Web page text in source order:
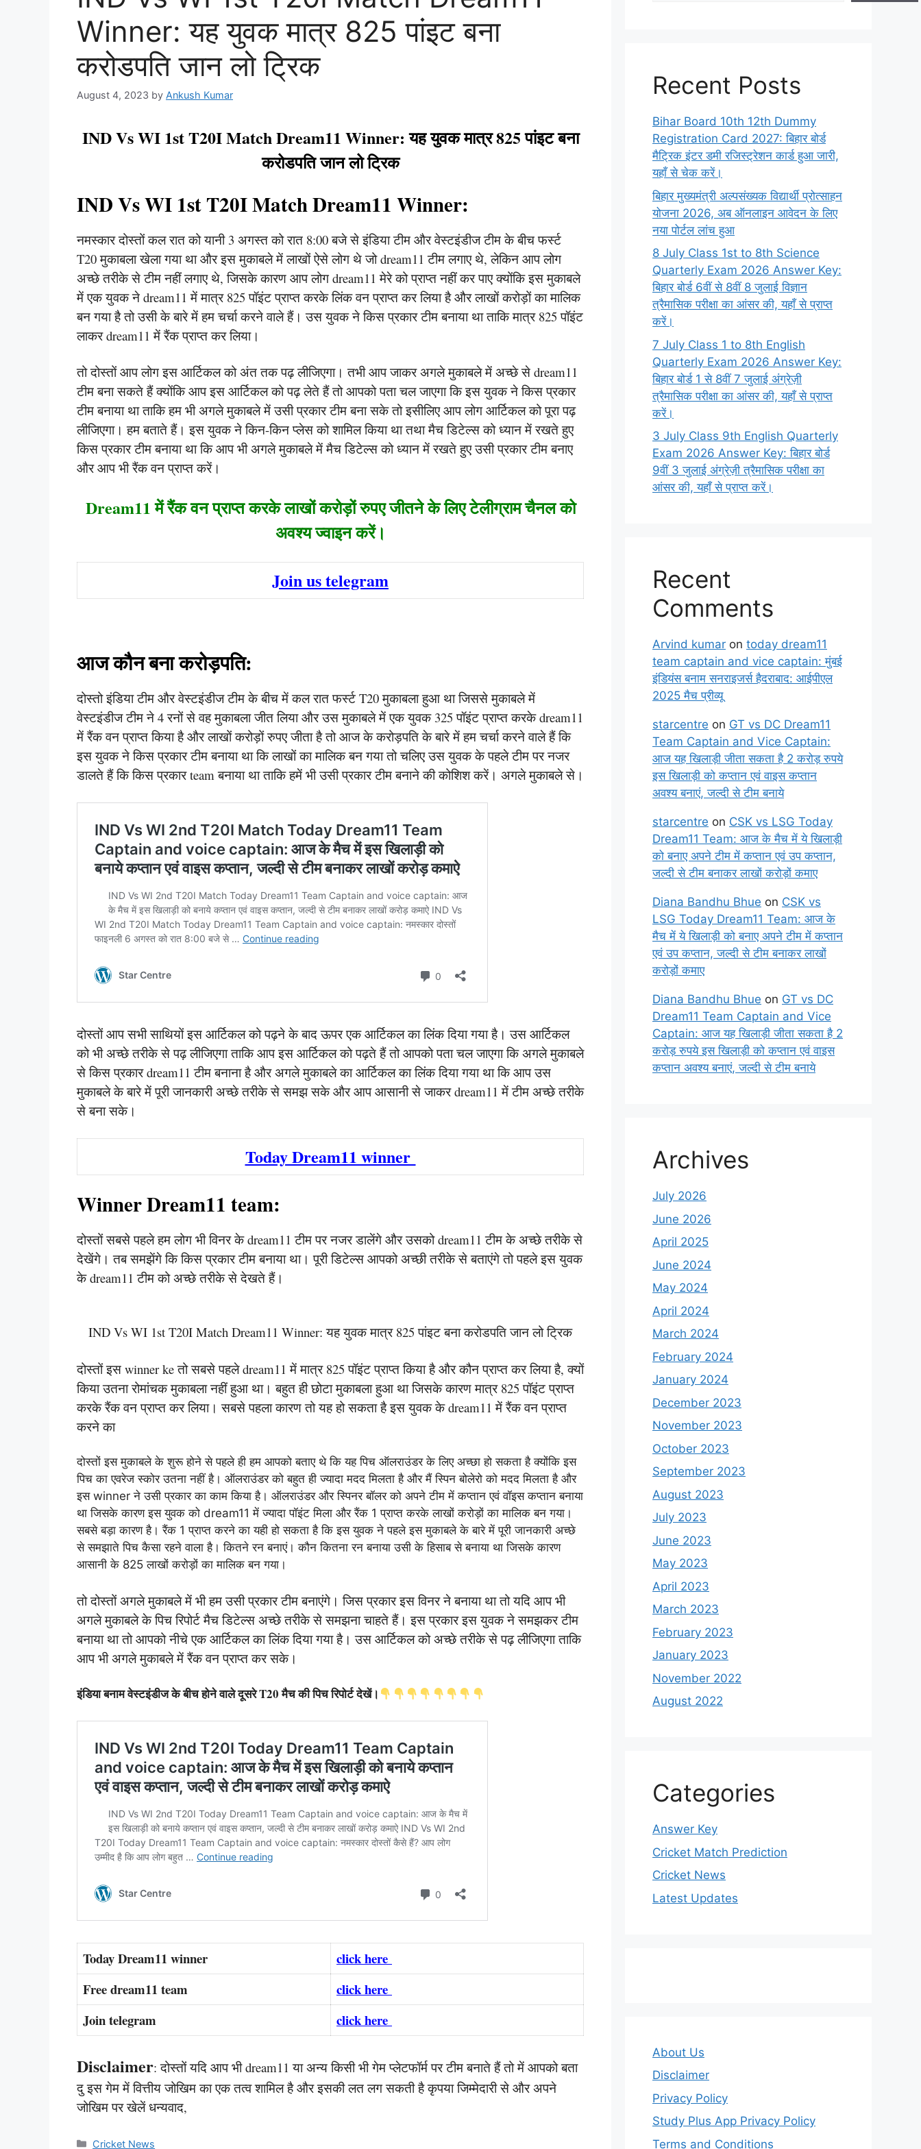
Winner: यह युवक मात्र 825 पांइट बना
करोडपति जान लो ट्रिक
August 4, 2023 by Ankush Kumar
IND Vs WI 1st T20I Match Dream11 Winner: यह युवक मात्र 825 पांइट बना
करोडपति जान लो ट्रिक
IND Vs WI 1st T20I Match Dream11 Winner:
नमस्कार दोस्तों कल रात को यानी 3 अगस्त को रात 8:00 बजे से इंडिया टीम और वेस्टइंडीज टीम के बीच फर्स्ट
T20 मुकाबला खेला गया था और इस मुकाबले में लाखों ऐसे लोग थे जो dream11 टीम लगाए थे, लेकिन आप लोग
अच्छे तरीके से टीम नहीं लगाए थे, जिसके कारण आप लोग dream11 मेरे को प्राप्त नहीं कर पाए क्योंकि इस मुकाबले
में एक युवक ने dream11 में मात्र 825 पॉइंट प्राप्त करके लिंक वन प्राप्त कर लिया है और लाखों करोड़ों का मालिक
बन गया है तो उसी के बारे में हम चर्चा करने वाले हैं। उस युवक ने किस प्रकार टीम बनाया था ताकि मात्र 825 पॉइंट
लाकर dream11 में रैंक प्राप्त कर लिया।
तो दोस्तों आप लोग इस आर्टिकल को अंत तक पढ़ लीजिएगा। तभी आप जाकर अगले मुकाबले में अच्छे से dream11
टीम बना सकते हैं क्योंकि आप इस आर्टिकल को पढ़ लेते हैं तो आपको पता चल जाएगा कि इस युवक ने किस प्रकार
टीम बनाया था ताकि हम भी अगले मुकाबले में उसी प्रकार टीम बना सके तो इसीलिए आप लोग आर्टिकल को पूरा पढ़
लीजिएगा। हम बताते हैं। इस युवक ने किन-किन प्लेस को शामिल किया था तथा मैच डिटेल्स को ध्यान में रखते हुए
किस प्रकार टीम बनाया था कि आप भी अगले मुकाबले में मैच डिटेल्स को ध्यान में रखते हुए उसी प्रकार टीम बनाए
और आप भी रैंक वन प्राप्त करें।
Dream11 में रैंक वन प्राप्त करके लाखों करोड़ों रुपए जीतने के लिए टेलीग्राम चैनल को
अवश्य ज्वाइन करें।
Join us telegram
आज कौन बना करोड़पति:
दोस्तो इंडिया टीम और वेस्टइंडीज टीम के बीच में कल रात फर्स्ट T20 मुकाबला हुआ था जिससे मुकाबले में
वेस्टइंडीज टीम ने 4 रनों से वह मुकाबला जीत लिया और उस मुकाबले में एक युवक 325 पॉइंट प्राप्त करके dream11
में रैंक वन प्राप्त किया है और लाखों करोड़ों रुपए जीता है तो आज के करोड़पति के बारे में हम चर्चा करने वाले हैं कि
इस युवक ने किस प्रकार टीम बनाया था कि लाखों का मालिक बन गया तो चलिए उस युवक के पहले टीम पर नजर
डालते हैं कि किस प्रकार team बनाया था ताकि हमें भी उसी प्रकार टीम बनाने की कोशिश करें। अगले मुकाबले से।
दोस्तों आप सभी साथियों इस आर्टिकल को पढ़ने के बाद ऊपर एक आर्टिकल का लिंक दिया गया है। उस आर्टिकल
को भी अच्छे तरीके से पढ़ लीजिएगा ताकि आप इस आर्टिकल को पढ़ते हैं तो आपको पता चल जाएगा कि अगले मुकाबले
से किस प्रकार dream11 टीम बनाना है और अगले मुकाबले का आर्टिकल का लिंक दिया गया था कि आप उस
मुकाबले के बारे में पूरी जानकारी अच्छे तरीके से समझ सके और आप आसानी से जाकर dream11 में टीम अच्छे तरीके
से बना सके।
Today Dream11 winner
Winner Dream11 team:
दोस्तों सबसे पहले हम लोग भी विनर के dream11 टीम पर नजर डालेंगे और उसको dream11 टीम के अच्छे तरीके से
देखेंगे। तब समझेंगे कि किस प्रकार टीम बनाया था। पूरी डिटेल्स आपको अच्छी तरीके से बताएंगे तो पहले इस युवक
के dream11 टीम को अच्छे तरीके से देखते हैं।
IND Vs WI 1st T20I Match Dream11 Winner: यह युवक मात्र 825 पांइट बना करोडपति जान लो ट्रिक
दोस्तों इस winner ke तो सबसे पहले dream11 में मात्र 825 पॉइंट प्राप्त किया है और कौन प्राप्त कर लिया है, क्यों
किया उतना रोमांचक मुकाबला नहीं हुआ था। बहुत ही छोटा मुकाबला हुआ था जिसके कारण मात्र 825 पॉइंट प्राप्त
करके रैंक वन प्राप्त कर लिया। सबसे पहला कारण तो यह हो सकता है इस युवक के dream11 में रैंक वन प्राप्त
करने का
दोस्तों इस मुकाबले के शुरू होने से पहले ही हम आपको बताए थे कि यह पिच ऑलराउंडर के लिए अच्छा हो सकता है क्योंकि इस
पिच का एवरेज स्कोर उतना नहीं है। ऑलराउंडर को बहुत ही ज्यादा मदद मिलता है और मैं स्पिन बोलेरो को मदद मिलता है और
इस winner ने उसी प्रकार का काम किया है। ऑलराउंडर और स्पिनर बॉलर को अपने टीम में कप्तान एवं वॉइस कप्तान बनाया
था जिसके कारण इस युवक को dream11 में ज्यादा पॉइंट मिला और रैंक 1 प्राप्त करके लाखों करोड़ों का मालिक बन गया।
सबसे बड़ा कारण है। रैंक 1 प्राप्त करने का यही हो सकता है कि इस युवक ने पहले इस मुकाबले के बारे में पूरी जानकारी अच्छे
से समझाते पिच कैसा रहने वाला है। कितने रन बनाएं। कौन कितना रन बनाया उसी के हिसाब से बनाया था जिसके कारण
आसानी के 825 लाखों करोड़ों का मालिक बन गया।
तो दोस्तों अगले मुकाबले में भी हम उसी प्रकार टीम बनाएंगे। जिस प्रकार इस विनर ने बनाया था तो यदि आप भी
अगले मुकाबले के पिच रिपोर्ट मैच डिटेल्स अच्छे तरीके से समझना चाहते हैं। इस प्रकार इस युवक ने समझकर टीम
बनाया था तो आपको नीचे एक आर्टिकल का लिंक दिया गया है। उस आर्टिकल को अच्छे तरीके से पढ़ लीजिएगा ताकि
आप भी अगले मुकाबले में रैंक वन प्राप्त कर सके।
इंडिया बनाम वेस्टइंडीज के बीच होने वाले दूसरे T20 मैच की पिच रिपोर्ट देखें।
Today Dream11 winner
click here
Free dream11 team
click here
Join telegram
click here
Disclaimer: दोस्तों यदि आप भी dream11 या अन्य किसी भी गेम प्लेटफॉर्म पर टीम बनाते हैं तो में आपको बता
दु इस गेम में वित्तीय जोखिम का एक तत्व शामिल है और इसकी लत लग सकती है कृपया जिम्मेदारी से और अपने
जोखिम पर खेलें धन्यवाद,
Categories
Cricket News
Recent Posts
Bihar Board 10th 12th Dummy
Registration Card 2027: बिहार बोर्ड
मैट्रिक इंटर डमी रजिस्ट्रेशन कार्ड हुआ जारी,
यहाँ से चेक करें।
बिहार मुख्यमंत्री अल्पसंख्यक विद्यार्थी प्रोत्साहन
योजना 2026, अब ऑनलाइन आवेदन के लिए
नया पोर्टल लांच हुआ
8 July Class 1st to 8th Science
Quarterly Exam 2026 Answer Key:
बिहार बोर्ड 6वीं से 8वीं 8 जुलाई विज्ञान
त्रैमासिक परीक्षा का आंसर की, यहाँ से प्राप्त
करें।
7 July Class 1 to 8th English
Quarterly Exam 2026 Answer Key:
बिहार बोर्ड 1 से 8वीं 7 जुलाई अंग्रेज़ी
त्रैमासिक परीक्षा का आंसर की, यहाँ से प्राप्त
करें।
3 July Class 9th English Quarterly
Exam 2026 Answer Key: बिहार बोर्ड
9वीं 3 जुलाई अंग्रेज़ी त्रैमासिक परीक्षा का
आंसर की, यहाँ से प्राप्त करें।
Recent
Comments
Arvind kumar on today dream11
team captain and vice captain: मुंबई
इंडियंस बनाम सनराइजर्स हैदराबाद: आईपीएल
2025 मैच प्रीव्यू
starcentre on GT vs DC Dream11
Team Captain and Vice Captain:
आज यह खिलाड़ी जीता सकता है 2 करोड़ रुपये
इस खिलाड़ी को कप्तान एवं वाइस कप्तान
अवश्य बनाएं, जल्दी से टीम बनाये
starcentre on CSK vs LSG Today
Dream11 Team: आज के मैच में ये खिलाड़ी
को बनाए अपने टीम में कप्तान एवं उप कप्तान,
जल्दी से टीम बनाकर लाखों करोड़ों कमाए
Diana Bandhu Bhue on CSK vs
LSG Today Dream11 Team: आज के
मैच में ये खिलाड़ी को बनाए अपने टीम में कप्तान
एवं उप कप्तान, जल्दी से टीम बनाकर लाखों
करोड़ों कमाए
Diana Bandhu Bhue on GT vs DC
Dream11 Team Captain and Vice
Captain: आज यह खिलाड़ी जीता सकता है 2
करोड़ रुपये इस खिलाड़ी को कप्तान एवं वाइस
कप्तान अवश्य बनाएं, जल्दी से टीम बनाये
Archives
July 2026
June 2026
April 2025
June 2024
May 2024
April 2024
March 2024
February 2024
January 2024
December 2023
November 2023
October 2023
September 2023
August 2023
July 2023
June 2023
May 2023
April 2023
March 2023
February 2023
January 2023
November 2022
August 2022
Categories
Answer Key
Cricket Match Prediction
Cricket News
Latest Updates
About Us
Disclaimer
Privacy Policy
Study Plus App Privacy Policy
Terms and Conditions